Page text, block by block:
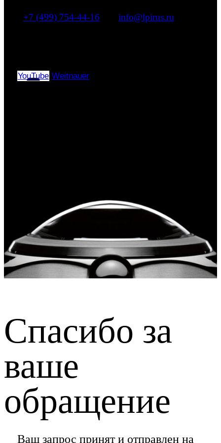
+7 (499) 754-44-16
info@lpirus.ru
YouTube Weitnauer
Спасибо за
ваше
обращение
Ваш запрос принят и отправлен на